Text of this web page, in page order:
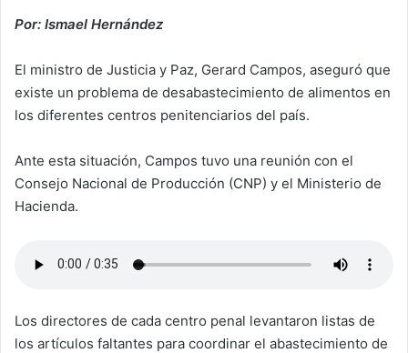
Por: Ismael Hernández
El ministro de Justicia y Paz, Gerard Campos, aseguró que
existe un problema de desabastecimiento de alimentos en
los diferentes centros penitenciarios del país.
Ante esta situación, Campos tuvo una reunión con el
Consejo Nacional de Producción (CNP) y el Ministerio de
Hacienda.
Los directores de cada centro penal levantaron listas de
los artículos faltantes para coordinar el abastecimiento de